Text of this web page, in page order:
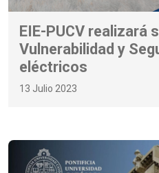
EIE-PUCV realizará
Vulnerabilidad y
eléctricos
13 Julio 2023